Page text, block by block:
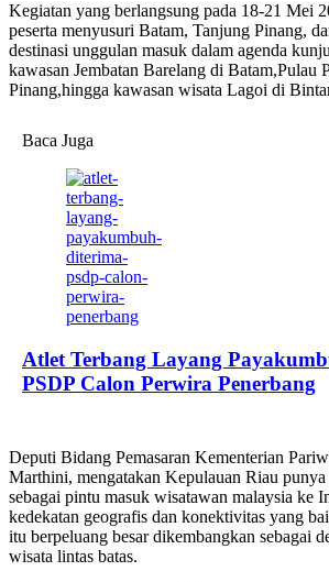
Kegiatan yang berlangsung pada 18-21 Mei
peserta menyusuri Batam, Tanjung Pinang,
destinasi unggulan masuk dalam agenda
kawasan Jembatan Barelang di Batam,Pulau
Pinang,hingga kawasan wisata Lagoi di
Baca Juga
Atlet Terbang Layang
PSDP Calon Perwira Penerbang
Deputi Bidang Pemasaran Kementerian
Marthini, mengatakan Kepulauan Riau punya
sebagai pintu masuk wisatawan malaysia ke
kedekatan geografis dan konektivitas yang
itu berpeluang besar dikembangkan sebagai
wisata lintas batas.